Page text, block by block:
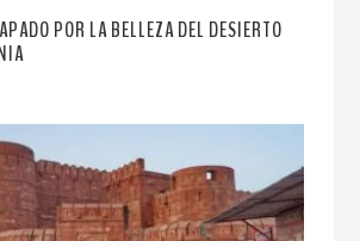
POR LA BELLEZA DEL DESIERTO